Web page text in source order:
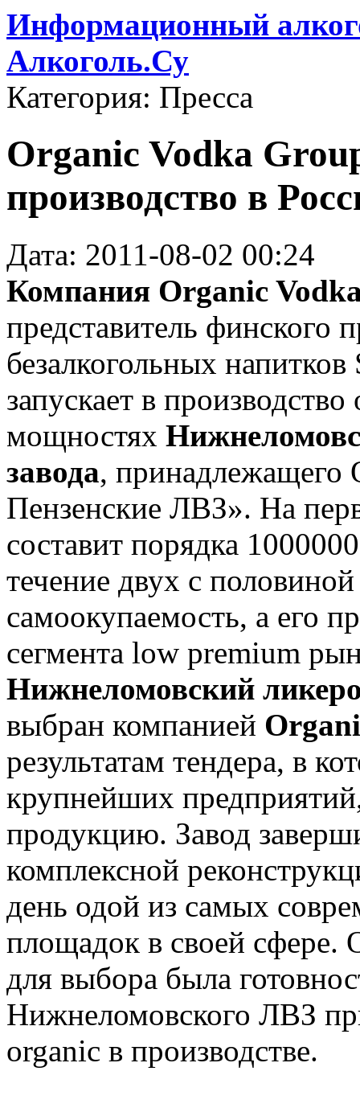
Информационный
Алкоголь.Су
Категория: Пресса
Organic Vodka
производство в
Дата: 2011-08-02 00:24
Компания Organic
представитель финского
безалкогольных
запускает в
мощностях
завода,
Пензенские ЛВЗ». На
составит порядка
течение двух с
самоокупаемость, а его
сегмента low premium
Нижнеломовский
выбран компанией
результатам тендера, в
крупнейших
продукцию. Завод
комплексной
день одой из самых
площадок в своей сфере.
для выбора была
Нижнеломовского ЛВЗ
organic в производстве.